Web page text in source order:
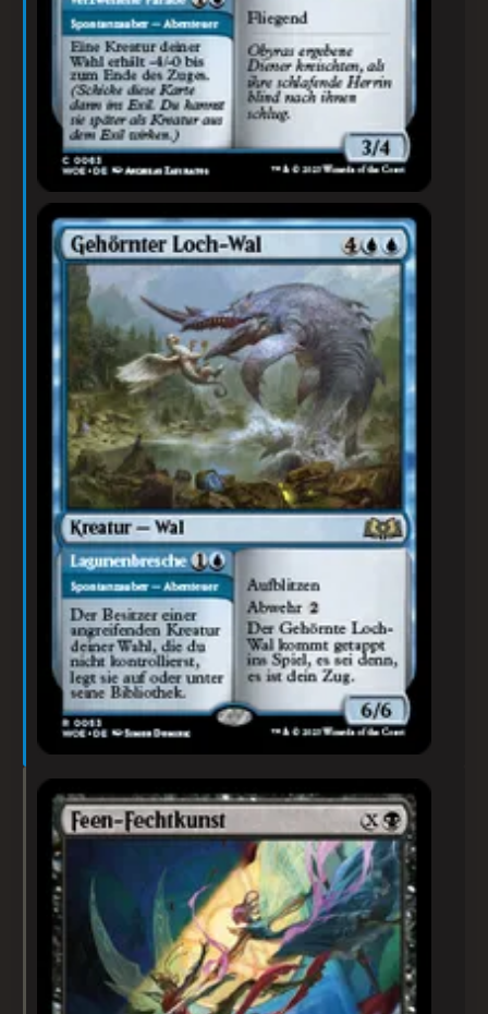
Gehörnter Loch-Wal
Feen-Fechtkunst